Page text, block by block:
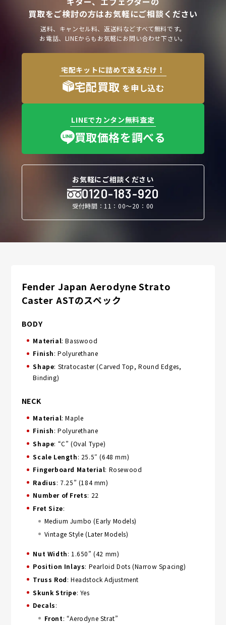
買取をご検討の方はお気軽にご相談ください
送料、キャンセル料、返送料などすべて無料です。
お電話、LINEからもお気軽にお問い合わせ下さい。
宅配キットに詰めて送るだけ！
宅配買取 を申し込む
LINEでカンタン無料査定
買取価格を調べる
お気軽にご相談ください
0120-183-920
受付時間：11：00〜20：00
Fender Japan Aerodyne Strato
Caster ASTのスペック
BODY
Material: Basswood
Finish: Polyurethane
Shape: Stratocaster (Carved Top, Round Edges,
Binding)
NECK
Material: Maple
Finish: Polyurethane
Shape: “C” (Oval Type)
Scale Length: 25.5″ (648 mm)
Fingerboard Material: Rosewood
Radius: 7.25” (184 mm)
Number of Frets: 22
Fret Size:
Medium Jumbo (Early Models)
Vintage Style (Later Models)
Nut Width: 1.650” (42 mm)
Position Inlays: Pearloid Dots (Narrow Spacing)
Truss Rod: Headstock Adjustment
Skunk Stripe: Yes
Decals:
Front: “Aerodyne Strat”